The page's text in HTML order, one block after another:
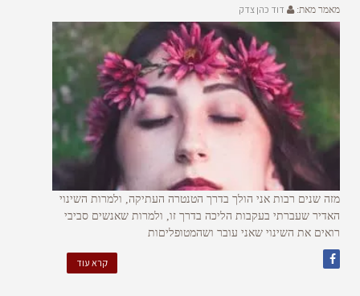
מאמר מאת: דוד כהן צדק
מזה שנים רבות אני הולך בדרך הטנטרה העתיקה, ולמרות השינוי
האדיר שעברתי בעקבות הליכה בדרך זו, ולמרות שאנשים סביבי
רואים את השינוי שאני עובר ושהמטופליםות
קרא עוד